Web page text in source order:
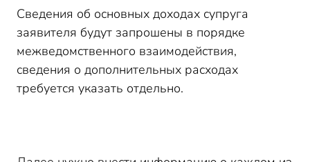
Сведения об основных доходах супруга
заявителя будут запрошены в порядке
межведомственного взаимодействия,
сведения о дополнительных расходах
требуется указать отдельно.